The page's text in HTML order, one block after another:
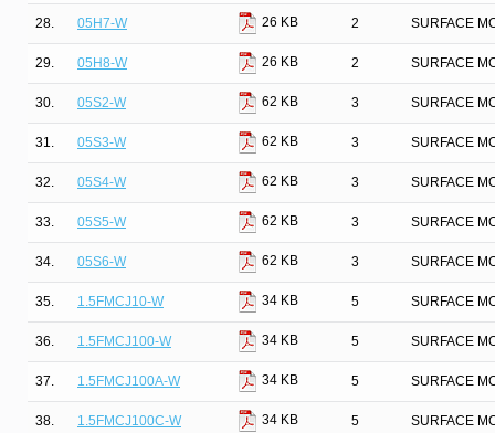
28. 05H7-W 26 KB 2 SURFACE
29. 05H8-W 26 KB 2 SURFACE
30. 05S2-W 62 KB 3 SURFACE
31. 05S3-W 62 KB 3 SURFACE
32. 05S4-W 62 KB 3 SURFACE
33. 05S5-W 62 KB 3 SURFACE
34. 05S6-W 62 KB 3 SURFACE
35. 1.5FMCJ10-W 34 KB 5 SURFACE
36. 1.5FMCJ100-W 34 KB 5 SURFACE
37. 1.5FMCJ100A-W 34 KB 5 SURFACE
38. 1.5FMCJ100C-W 34 KB 5 SURFACE